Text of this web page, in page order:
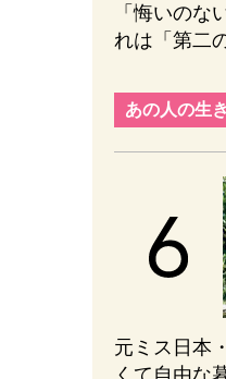
「悔いのな
れは「第二
あの人の生
元ミス日本